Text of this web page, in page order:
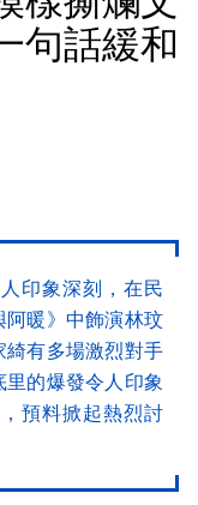
句話緩和
印象深刻，在民
暖》中飾演林玟
有多場激烈對手
的爆發令人印象
預料掀起熱烈討